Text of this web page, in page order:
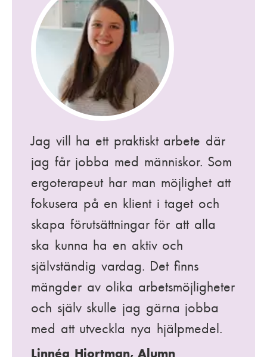
Linnéa Hjortman, Alumn
Jag vill ha ett praktiskt arbete där
jag får jobba med människor. Som
ergoterapeut har man möjlighet att
fokusera på en klient i taget och
skapa förutsättningar för att alla
ska kunna ha en aktiv och
självständig vardag. Det finns
mängder av olika arbetsmöjligheter
och själv skulle jag gärna jobba
med att utveckla nya hjälpmedel.